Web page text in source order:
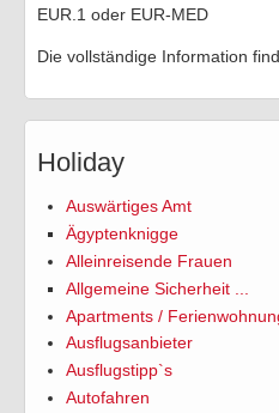
Holiday
Auswärtiges Amt
Ägyptenknigge
Alleinreisende Frauen
Allgemeine Sicherheit ...
Apartments /
Ausflugsanbieter
Ausflugstipp`s
Autofahren
EUR.1 oder EUR-MED
Die vollständige Information